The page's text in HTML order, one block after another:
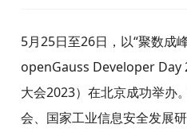
5月25日至26日，以“聚数成
openGauss Developer Day
大会2023）在北京成功举办
会、国家工业信息安全发展